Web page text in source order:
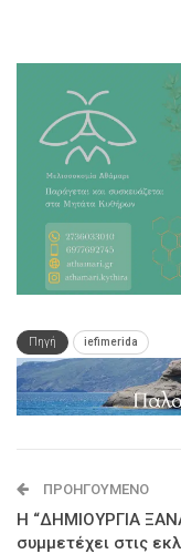
Πηγή iefimerida
ΠΡΟΗΓΟΎΜΕΝΟ
Η “ΔΗΜΙΟΥΡΓΙΑ
συμμετέχει στις